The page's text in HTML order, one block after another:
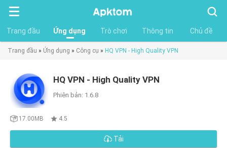
Tìm
kiếm
Trang đầu
Ứng dụng Trò chơi Thông tin Chủ đề
Trang đầu » Ứng dụng » Công cụ » HQ VPN - High Quality VPN
HQ VPN - High Quality VPN
Phiên bản: 1.6.8
17.00MB 4.5
Tải